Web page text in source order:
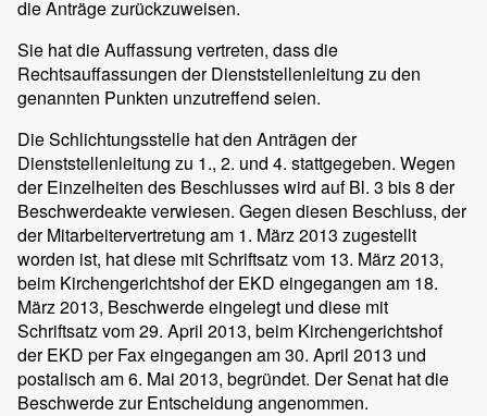
die Anträge zurückzuweisen.
Sie hat die Auffassung vertreten, dass die
Rechtsauffassungen der Dienststellenleitung zu den
genannten Punkten unzutreffend seien.
Die Schlichtungsstelle hat den Anträgen der
Dienststellenleitung zu 1., 2. und 4. stattgegeben. Wegen
der Einzelheiten des Beschlusses wird auf Bl. 3 bis 8 der
Beschwerdeakte verwiesen. Gegen diesen Beschluss, der
der Mitarbeitervertretung am 1. März 2013 zugestellt
worden ist, hat diese mit Schriftsatz vom 13. März 2013,
beim Kirchengerichtshof der EKD eingegangen am 18.
März 2013, Beschwerde eingelegt und diese mit
Schriftsatz vom 29. April 2013, beim Kirchengerichtshof
der EKD per Fax eingegangen am 30. April 2013 und
postalisch am 6. Mai 2013, begründet. Der Senat hat die
Beschwerde zur Entscheidung angenommen.